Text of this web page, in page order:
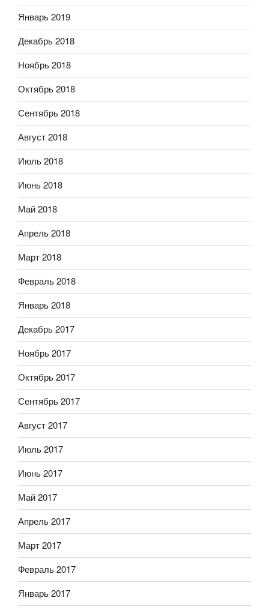
Январь 2019
Декабрь 2018
Ноябрь 2018
Октябрь 2018
Сентябрь 2018
Август 2018
Июль 2018
Июнь 2018
Май 2018
Апрель 2018
Март 2018
Февраль 2018
Январь 2018
Декабрь 2017
Ноябрь 2017
Октябрь 2017
Сентябрь 2017
Август 2017
Июль 2017
Июнь 2017
Май 2017
Апрель 2017
Март 2017
Февраль 2017
Январь 2017